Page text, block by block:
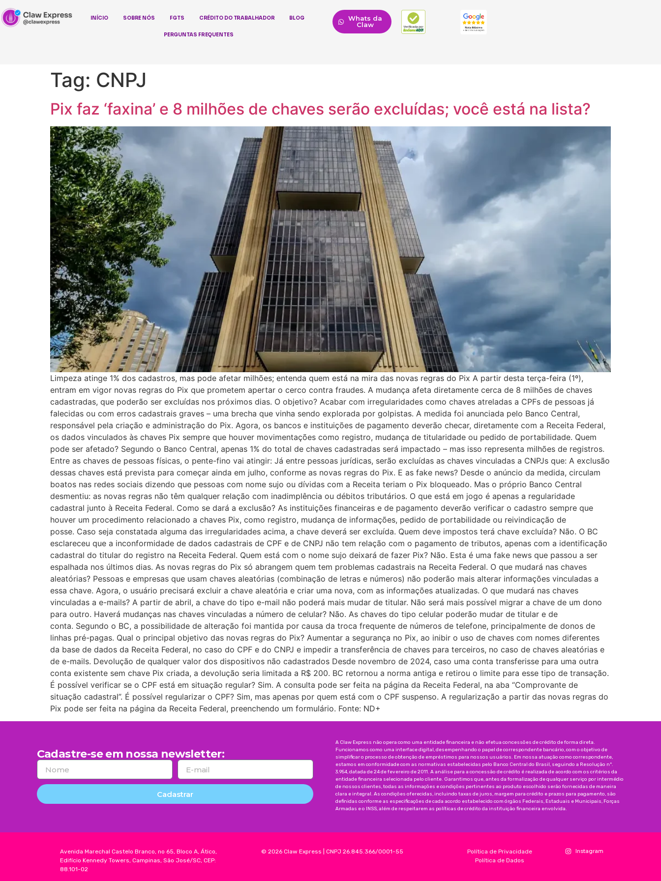
INÍCIO SOBRE NÓS FGTS CRÉDITO DO TRABALHADOR BLOG
PERGUNTAS FREQUENTES
Whats da
Claw
Tag: CNPJ
Pix faz ‘faxina’ e 8 milhões de chaves serão excluídas; você está na lista?
Limpeza atinge 1% dos cadastros, mas pode afetar milhões; entenda quem está na mira das novas regras do Pix A partir desta terça-feira (1º),
entram em vigor novas regras do Pix que prometem apertar o cerco contra fraudes. A mudança afeta diretamente cerca de 8 milhões de chaves
cadastradas, que poderão ser excluídas nos próximos dias. O objetivo? Acabar com irregularidades como chaves atreladas a CPFs de pessoas já
falecidas ou com erros cadastrais graves – uma brecha que vinha sendo explorada por golpistas. A medida foi anunciada pelo Banco Central,
responsável pela criação e administração do Pix. Agora, os bancos e instituições de pagamento deverão checar, diretamente com a Receita Federal,
os dados vinculados às chaves Pix sempre que houver movimentações como registro, mudança de titularidade ou pedido de portabilidade. Quem
pode ser afetado? Segundo o Banco Central, apenas 1% do total de chaves cadastradas será impactado – mas isso representa milhões de registros.
Entre as chaves de pessoas físicas, o pente-fino vai atingir: Já entre pessoas jurídicas, serão excluídas as chaves vinculadas a CNPJs que: A exclusão
dessas chaves está prevista para começar ainda em julho, conforme as novas regras do Pix. E as fake news? Desde o anúncio da medida, circulam
boatos nas redes sociais dizendo que pessoas com nome sujo ou dívidas com a Receita teriam o Pix bloqueado. Mas o próprio Banco Central
desmentiu: as novas regras não têm qualquer relação com inadimplência ou débitos tributários. O que está em jogo é apenas a regularidade
cadastral junto à Receita Federal. Como se dará a exclusão? As instituições financeiras e de pagamento deverão verificar o cadastro sempre que
houver um procedimento relacionado a chaves Pix, como registro, mudança de informações, pedido de portabilidade ou reivindicação de
posse. Caso seja constatada alguma das irregularidades acima, a chave deverá ser excluída. Quem deve impostos terá chave excluída? Não. O BC
esclareceu que a inconformidade de dados cadastrais de CPF e de CNPJ não tem relação com o pagamento de tributos, apenas com a identificação
cadastral do titular do registro na Receita Federal. Quem está com o nome sujo deixará de fazer Pix? Não. Esta é uma fake news que passou a ser
espalhada nos últimos dias. As novas regras do Pix só abrangem quem tem problemas cadastrais na Receita Federal. O que mudará nas chaves
aleatórias? Pessoas e empresas que usam chaves aleatórias (combinação de letras e números) não poderão mais alterar informações vinculadas a
essa chave. Agora, o usuário precisará excluir a chave aleatória e criar uma nova, com as informações atualizadas. O que mudará nas chaves
vinculadas a e-mails? A partir de abril, a chave do tipo e-mail não poderá mais mudar de titular. Não será mais possível migrar a chave de um dono
para outro. Haverá mudanças nas chaves vinculadas a número de celular? Não. As chaves do tipo celular poderão mudar de titular e de
conta. Segundo o BC, a possibilidade de alteração foi mantida por causa da troca frequente de números de telefone, principalmente de donos de
linhas pré-pagas. Qual o principal objetivo das novas regras do Pix? Aumentar a segurança no Pix, ao inibir o uso de chaves com nomes diferentes
da base de dados da Receita Federal, no caso do CPF e do CNPJ e impedir a transferência de chaves para terceiros, no caso de chaves aleatórias e
de e-mails. Devolução de qualquer valor dos dispositivos não cadastrados Desde novembro de 2024, caso uma conta transferisse para uma outra
conta existente sem chave Pix criada, a devolução seria limitada a R$ 200. BC retornou a norma antiga e retirou o limite para esse tipo de transação.
É possível verificar se o CPF está em situação regular? Sim. A consulta pode ser feita na página da Receita Federal, na aba “Comprovante de
situação cadastral”. É possível regularizar o CPF? Sim, mas apenas por quem está com o CPF suspenso. A regularização a partir das novas regras do
Pix pode ser feita na página da Receita Federal, preenchendo um formulário. Fonte: ND+
Cadastre-se em nossa newsletter:
Cadastrar
A Claw Express não opera como uma entidade financeira e não efetua concessões de crédito de forma direta.
Funcionamos como uma interface digital, desempenhando o papel de correspondente bancário, com o objetivo de
simplificar o processo de obtenção de empréstimos para nossos usuários. Em nossa atuação como correspondente,
estamos em conformidade com as normativas estabelecidas pelo Banco Central do Brasil, seguindo a Resolução nº.
3.954, datada de 24 de fevereiro de 2011. A análise para a concessão de crédito é realizada de acordo com os critérios da
entidade financeira selecionada pelo cliente. Garantimos que, antes da formalização de qualquer serviço por intermédio
de nossos clientes, todas as informações e condições pertinentes ao produto escolhido serão fornecidas de maneira
clara e integral. As condições oferecidas, incluindo taxas de juros, margem para crédito e prazos para pagamento, são
definidas conforme as especificações de cada acordo estabelecido com órgãos Federais, Estaduais e Municipais, Forças
Armadas e o INSS, além de respeitarem as políticas de crédito da instituição financeira envolvida.
Avenida Marechal Castelo Branco, no 65, Bloco A, Ático,
Edifício Kennedy Towers, Campinas, São José/SC, CEP:
88.101-02
©2026 Claw Express |CNPJ 26.845.366/0001-55
Política de Privacidade
Política de Dados
Instagram